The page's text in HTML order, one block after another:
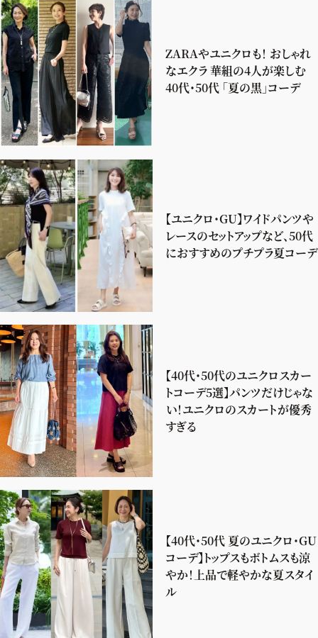
ZARAやユニクロも！ おしゃれ
なエクラ 華組の4人が楽しむ
40代・50代 「夏の黒」コーデ
【ユニクロ・GU】ワイドパンツや
レースのセットアップなど、50代
におすすめのプチプラ夏コーデ
【40代・50代のユニクロスカー
トコーデ5選】パンツだけじゃな
い！ユニクロのスカートが優秀
すぎる
【40代・50代 夏のユニクロ・GU
コーデ】トップスもボトムスも涼
やか！上品で軽やかな夏スタイ
ル